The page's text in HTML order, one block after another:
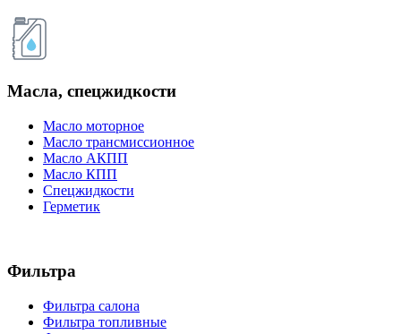
Масла, спецжидкости
Масло моторное
Масло трансмиссионное
Масло АКПП
Масло КПП
Спецжидкости
Герметик
Фильтра
Фильтра салона
Фильтра топливные